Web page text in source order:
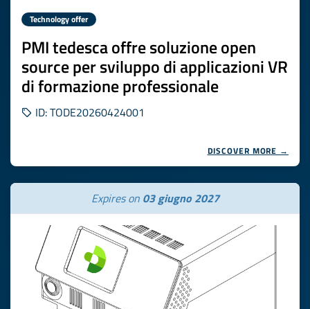
Technology offer
PMI tedesca offre soluzione open
source per sviluppo di applicazioni VR
di formazione professionale
ID: TODE20260424001
DISCOVER MORE →
Expires on 03 giugno 2027